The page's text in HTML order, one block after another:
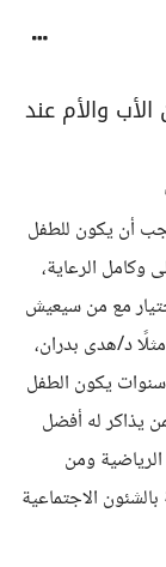
والأم عند
أن يكون للطفل
وكامل الرعاية،
مع من سيعيش
د/هدى بدران،
يكون الطفل
يذاكر له أفضل
ومن
الاجتماعية